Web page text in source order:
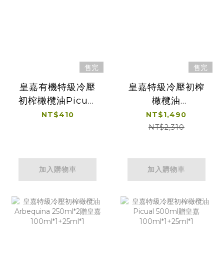
售完
皇嘉有機特級冷壓
初榨橄欖油Picual
100ml
NT$410
加入購物車
售完
皇嘉特級冷壓初榨
橄欖油
Picual250ml*2贈
皇嘉
NT$1,490
NT$2,310
加入購物車